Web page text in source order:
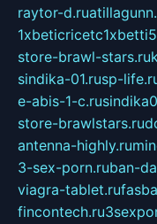
raytor-d.ru
store-brawl-stars.ru
sindika-01.rusp-
e-abis-1-c.ru
store-brawlstars.ru
antenna-highly.ru
3-sex-porn.ruban-
viagra-tablet.ru
fincontech.ru